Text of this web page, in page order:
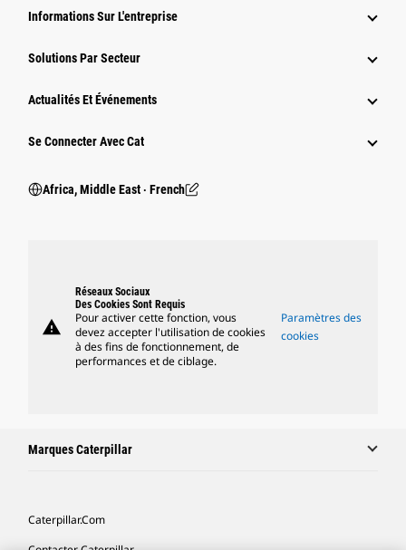
Informations Sur L'entreprise
Solutions Par Secteur
Actualités Et Événements
Se Connecter Avec Cat
Africa, Middle East ‧ French
warning
Réseaux Sociaux
Des Cookies Sont Requis
Pour activer cette fonction, vous
devez accepter l'utilisation de cookies
à des fins de fonctionnement, de
performances et de ciblage.
Paramètres des
cookies
Marques Caterpillar
Caterpillar.com